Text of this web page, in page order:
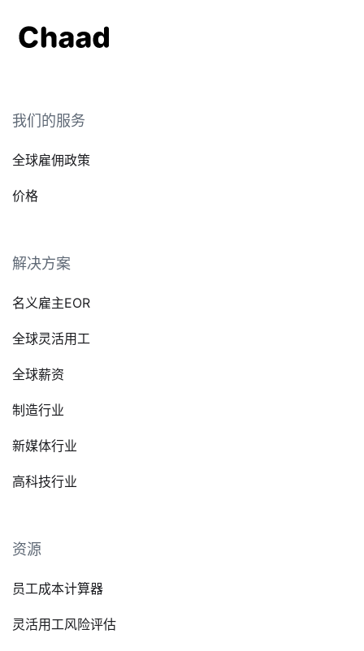
我们的服务
全球雇佣政策
价格
解决方案
名义雇主EOR
全球灵活用工
全球薪资
制造行业
新媒体行业
高科技行业
资源
员工成本计算器
灵活用工风险评估